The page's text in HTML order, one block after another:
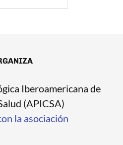
Iberoamericana de
(APICSA)
la asociación